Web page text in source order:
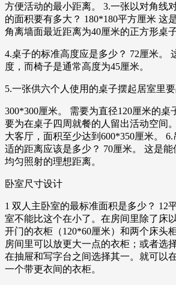
方便活动的最小距离。 3.一张以对角线
的面积要有多大？ 180*180平方厘米 这
角离墙面最近距离为40厘米的正方形桌
4.桌子的标准高度应是多少？ 72厘米。
度，而椅子是通常高度为45厘米。
5.一张供六个人使用的桌子摆起居室里
300*300厘米。 需要为直径120厘米的桌
要为在桌子四周就餐的人留出活动空间
大客厅，面积至少达到600*350厘米。
适的距离应该是多少？ 70厘米。 这是能
均匀照射的理想距离。
卧室尺寸设计
1 双人主卧室的最标准面积是多少？ 12
室不能比这个在小了。在房间里除了床
开门的衣柜（120*60厘米）和两个床头
房间里可以放更大一点的衣柜；或者选
在抽屉和写字台之间选择其一。就可以
一个带更衣间的衣柜。